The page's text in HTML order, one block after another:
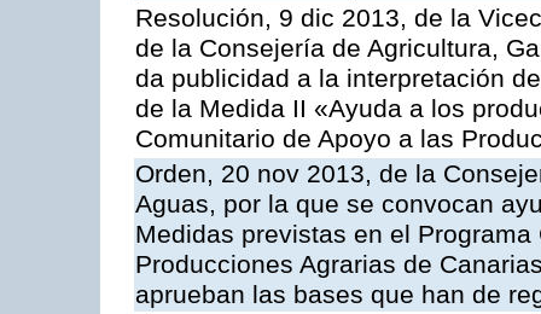
Resolución, 9 dic 2013, de la
de la Consejería de Agricultura,
da publicidad a la interpretación
de la Medida II «Ayuda a los
Comunitario de Apoyo a las
Orden, 20 nov 2013, de la
Aguas, por la que se convocan
Medidas previstas en el
Producciones Agrarias de
aprueban las bases que han de